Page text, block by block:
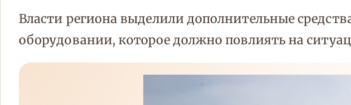
Власти региона выделили дополнительные
оборудовании, которое должно повлиять на